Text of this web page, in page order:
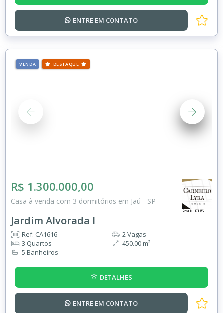
ENTRE EM CONTATO
VENDA DESTAQUE
R$ 1.300.000,00
Casa à venda com 3 dormitórios em Jaú - SP
Jardim Alvorada I
Ref: CA1616
3 Quartos
5 Banheiros
2 Vagas
450.00 m²
DETALHES
ENTRE EM CONTATO